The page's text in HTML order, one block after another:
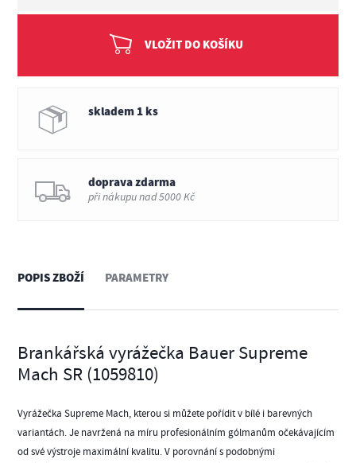
VLOŽIT DO KOŠÍKU
skladem 1 ks
doprava zdarma
při nákupu nad 5000 Kč
POPIS ZBOŽÍ
Brankářská vyrážečka Bauer Supreme
Mach SR (1059810)
Vyrážečka Supreme Mach, kterou si můžete pořídit v bílé i barevných
variantách. Je navržená na míru profesionálním gólmanům očekávajícím
od své výstroje maximální kvalitu. V porovnání s podobnými
PARAMETRY